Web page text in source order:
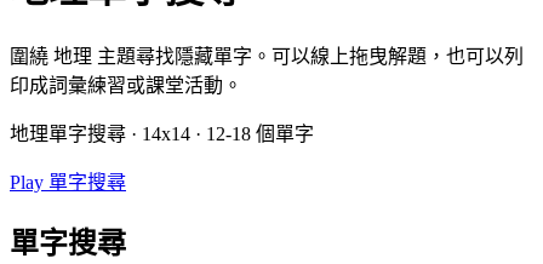
圍繞 地理 主題尋找隱藏單字。可以線上拖曳解題，也可以列
印成詞彙練習或課堂活動。
地理單字搜尋 · 14x14 · 12-18 個單字
Play 單字搜尋
單字搜尋